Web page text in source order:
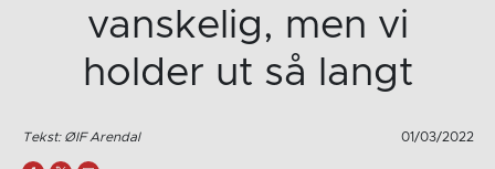
vanskelig, men vi
holder ut så langt
Tekst: ØIF Arendal 01/03/2022